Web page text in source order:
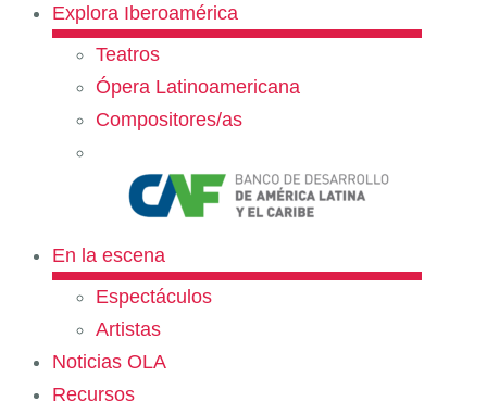
Explora Iberoamérica
Teatros
Ópera Latinoamericana
Compositores/as
En la escena
Espectáculos
Artistas
Noticias OLA
Recursos